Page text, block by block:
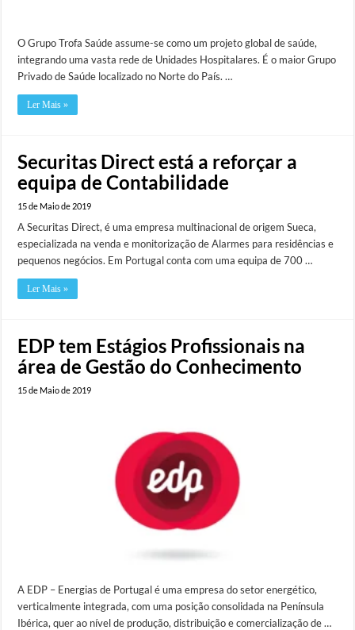
O Grupo Trofa Saúde assume-se como um projeto global de saúde,
integrando uma vasta rede de Unidades Hospitalares. É o maior Grupo
Privado de Saúde localizado no Norte do País. …
Ler Mais »
Securitas Direct está a reforçar a
equipa de Contabilidade
15 de Maio de 2019
A Securitas Direct, é uma empresa multinacional de origem Sueca,
especializada na venda e monitorização de Alarmes para residências e
pequenos negócios. Em Portugal conta com uma equipa de 700 …
Ler Mais »
EDP tem Estágios Profissionais na
área de Gestão do Conhecimento
15 de Maio de 2019
A EDP – Energias de Portugal é uma empresa do setor energético,
verticalmente integrada, com uma posição consolidada na Península
Ibérica, quer ao nível de produção, distribuição e comercialização de …